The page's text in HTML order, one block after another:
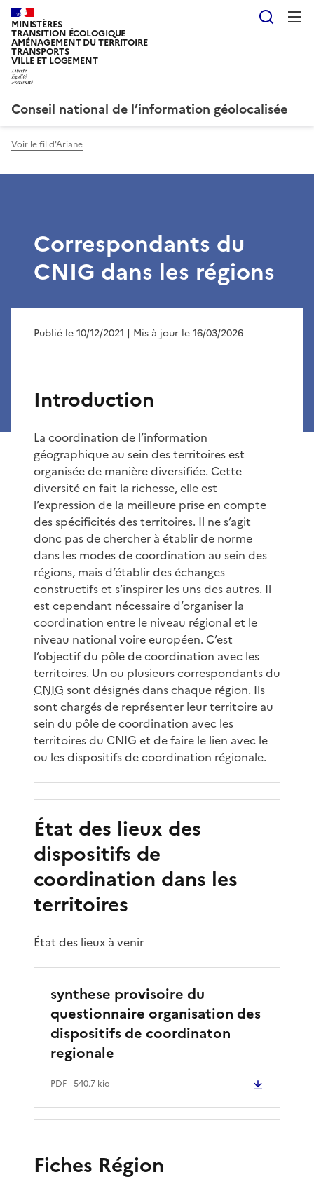
MINISTÈRES
TRANSITION ÉCOLOGIQUE
AMÉNAGEMENT DU TERRITOIRE
TRANSPORTS
VILLE ET LOGEMENT
Conseil national de l’information géolocalisée
Voir le fil d'Ariane
Correspondants du
CNIG dans les régions
Publié le 10/12/2021 | Mis à jour le 16/03/2026
Introduction
La coordination de l’information
géographique au sein des territoires est
organisée de manière diversifiée. Cette
diversité en fait la richesse, elle est
l’expression de la meilleure prise en compte
des spécificités des territoires. Il ne s’agit
donc pas de chercher à établir de norme
dans les modes de coordination au sein des
régions, mais d’établir des échanges
constructifs et s’inspirer les uns des autres. Il
est cependant nécessaire d’organiser la
coordination entre le niveau régional et le
niveau national voire européen. C’est
l’objectif du pôle de coordination avec les
territoires. Un ou plusieurs correspondants du
CNIG sont désignés dans chaque région. Ils
sont chargés de représenter leur territoire au
sein du pôle de coordination avec les
territoires du CNIG et de faire le lien avec le
ou les dispositifs de coordination régionale.
État des lieux des
dispositifs de
coordination dans les
territoires
État des lieux à venir
synthese provisoire du
questionnaire organisation des
dispositifs de coordinaton
regionale
PDF- 540.7 kio
Fiches Région